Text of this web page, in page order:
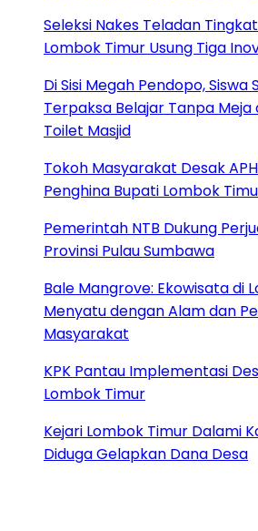
Seleksi Nakes Teladan
Lombok Timur Usung Tiga
Di Sisi Megah Pendopo, Siswa
Terpaksa Belajar Tanpa Meja
Toilet Masjid
Tokoh Masyarakat Desak
Penghina Bupati Lombok
Pemerintah NTB Dukung
Provinsi Pulau Sumbawa
Bale Mangrove: Ekowisata di
Menyatu dengan Alam dan
Masyarakat
KPK Pantau Implementasi
Lombok Timur
Kejari Lombok Timur Dalami
Diduga Gelapkan Dana Desa